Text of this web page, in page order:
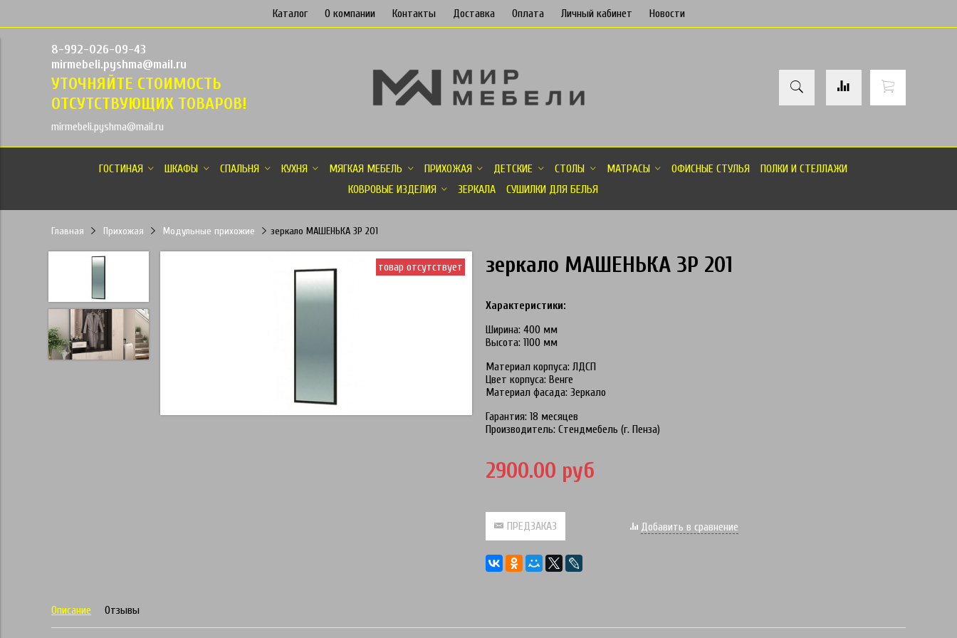
Каталог О компании Контакты Доставка Оплата Личный кабинет Новости
8-992-026-09-43
mirmebeli.pyshma@mail.ru
УТОЧНЯЙТЕ СТОИМОСТЬ
ОТСУТСТВУЮЩИХ ТОВАРОВ!
mirmebeli.pyshma@mail.ru
ГОСТИНАЯ ШКАФЫ СПАЛЬНЯ КУХНЯ МЯГКАЯ МЕБЕЛЬ ПРИХОЖАЯ ДЕТСКИЕ СТОЛЫ МАТРАСЫ ОФИСНЫЕ СТУЛЬЯ
ПОЛКИ И СТЕЛЛАЖИ
КОВРОВЫЕ ИЗДЕЛИЯ
ЗЕРКАЛА СУШИЛКИ ДЛЯ БЕЛЬЯ
Главная Прихожая Модульные прихожие зеркало МАШЕНЬКА ЗР 201
товар отсутствует товар отсутствует
зеркало МАШЕНЬКА ЗР 201
Характеристики:
Ширина: 400 мм
Высота: 1100 мм
Материал корпуса: ЛДСП
Цвет корпуса: Венге
Материал фасада: Зеркало
Гарантия: 18 месяцев
Производитель: Стендмебель (г. Пенза)
2900.00 руб
ПРЕДЗАКАЗ Добавить в сравнение
Описание Отзывы